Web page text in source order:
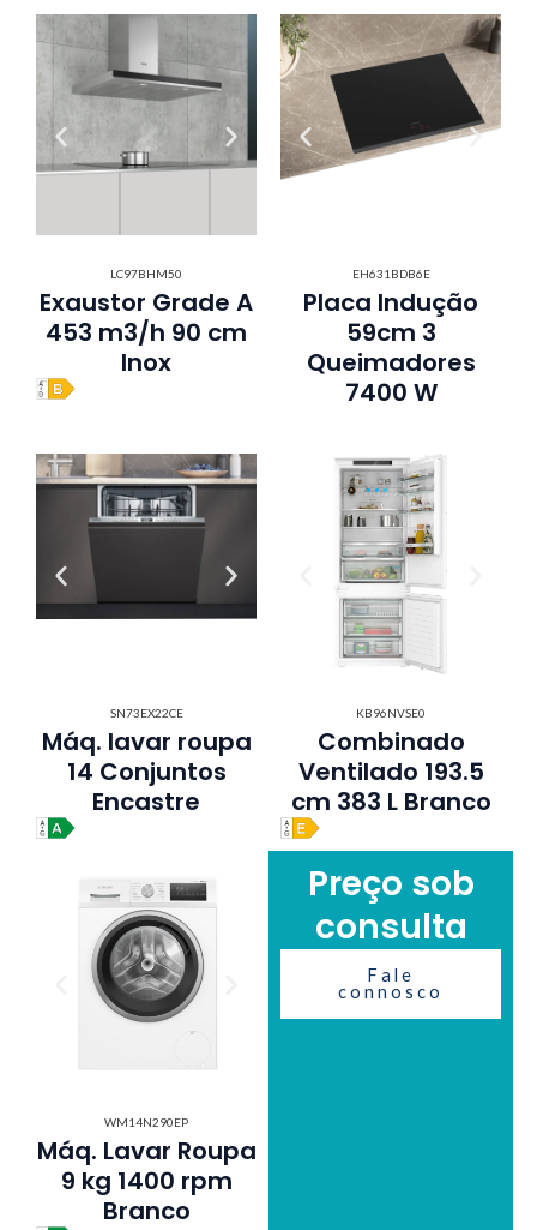
LC97BHM50
Exaustor Grade A
453 m3/h 90 cm
Inox
EH631BDB6E
Placa Indução
59cm 3
Queimadores
7400 W
SN73EX22CE
Máq. lavar roupa
14 Conjuntos
Encastre
KB96NVSE0
Combinado
Ventilado 193.5
cm 383 L Branco
WM14N290EP
Máq. Lavar Roupa
9 kg 1400 rpm
Branco
Preço sob
consulta
Fale
connosco